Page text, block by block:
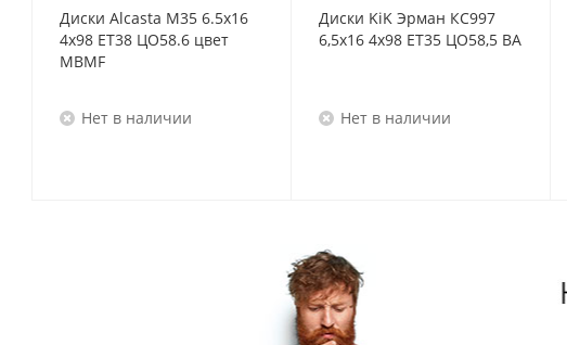
Диски Alcasta M35 6.5x16
4x98 ET38 ЦО58.6 цвет
MBMF
Нет в наличии
Диски KiK Эрман КС997
6,5x16 4x98 ET35 ЦО58,5 BA
Нет в наличии